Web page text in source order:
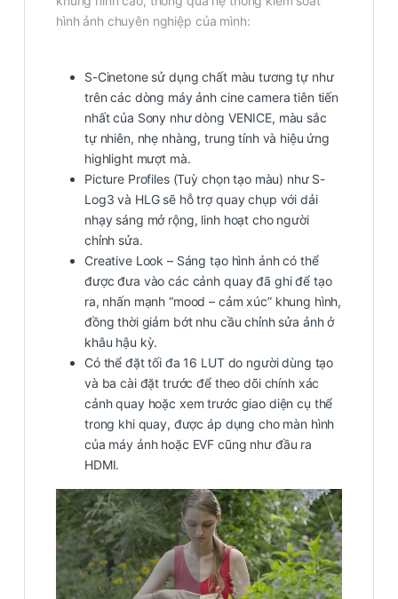
hình ảnh chuyên nghiệp của mình:
S-Cinetone sử dụng chất màu tương tự như
trên các dòng máy ảnh cine camera tiên tiến
nhất của Sony như dòng VENICE, màu sắc
tự nhiên, nhẹ nhàng, trung tính và hiệu ứng
highlight mượt mà.
Picture Profiles (Tuỳ chọn tạo màu) như S-
Log3 và HLG sẽ hỗ trợ quay chụp với dải
nhạy sáng mở rộng, linh hoạt cho người
chỉnh sửa.
Creative Look – Sáng tạo hình ảnh có thể
được đưa vào các cảnh quay đã ghi để tạo
ra, nhấn mạnh “mood – cảm xúc” khung hình,
đồng thời giảm bớt nhu cầu chỉnh sửa ảnh ở
khâu hậu kỳ.
Có thể đặt tối đa 16 LUT do người dùng tạo
và ba cài đặt trước để theo dõi chính xác
cảnh quay hoặc xem trước giao diện cụ thể
trong khi quay, được áp dụng cho màn hình
của máy ảnh hoặc EVF cũng như đầu ra
HDMI.